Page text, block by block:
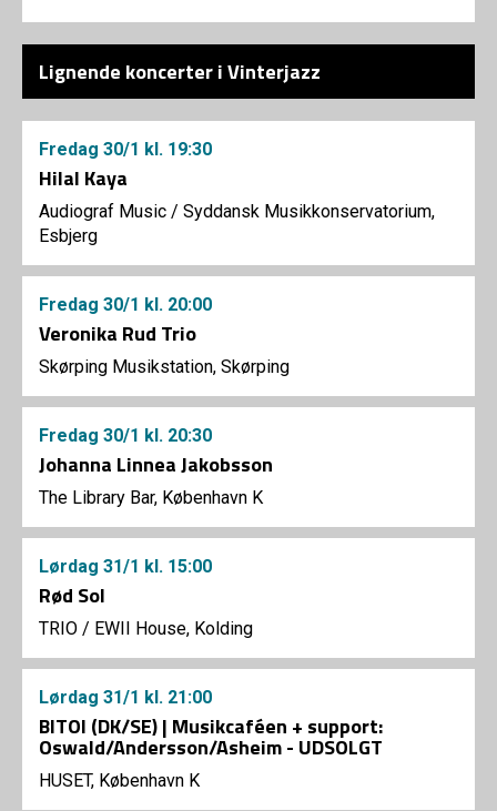
Lignende koncerter i Vinterjazz
Fredag 30/1 kl. 19:30
Hilal Kaya
Audiograf Music / Syddansk Musikkonservatorium,
Esbjerg
Fredag 30/1 kl. 20:00
Veronika Rud Trio
Skørping Musikstation, Skørping
Fredag 30/1 kl. 20:30
Johanna Linnea Jakobsson
The Library Bar, København K
Lørdag 31/1 kl. 15:00
Rød Sol
TRIO / EWII House, Kolding
Lørdag 31/1 kl. 21:00
BITOI (DK/SE) | Musikcaféen + support:
Oswald/Andersson/Asheim - UDSOLGT
HUSET, København K